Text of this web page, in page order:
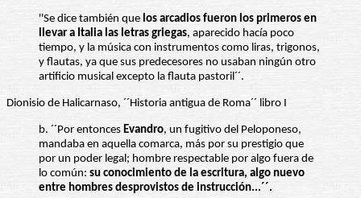
''Se dice también que los arcadios fueron los primeros en
llevar a Italia las letras griegas, aparecido hacía poco
tiempo, y la música con instrumentos como liras, trigonos,
y flautas, ya que sus predecesores no usaban ningún otro
artificio musical excepto la flauta pastoril´´.
Dionisio de Halicarnaso, ´´Historia antigua de Roma´´ libro I
b. ´´Por entonces Evandro, un fugitivo del Peloponeso,
mandaba en aquella comarca, más por su prestigio que
por un poder legal; hombre respectable por algo fuera de
lo común: su conocimiento de la escritura, algo nuevo
entre hombres desprovistos de instrucción...´´.